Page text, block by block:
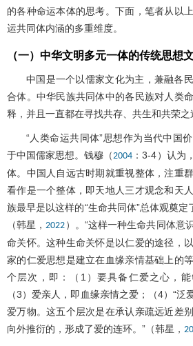
的各种命运本体的思考。下面，笔者从以
运共同体内涵的多重维度。
（一）中华文明多元一体的传统思想
中国是一个以儒家文化为主，兼融各
合体。中华民族共同体中的各民族对人类
释，并且一直都在寻找共存、共生和共荣之
“人类命运共同体”思想作为当代中国
于中国儒家思想。钱穆（2004 ：3-4）认为
体。中国人自远古时期就重视整体，注重
看作是一个整体，即天地人三才观念和天
族最早是以这样的“生命共同体”总体观奠定
（韩星， 2022 ）。“这样一种生命共同体意
命关怀。这种生命关怀是以仁爱的途径，
家的仁爱思想是建立在血缘亲情基础上的
个层次，即：（1）要具备仁爱之心，能
（3）爱亲人，即血缘亲情之爱；（4）“泛
爱万物。这五个层次是在承认亲疏远近差
向外推衍的，形成了爱的连环。”（韩星，